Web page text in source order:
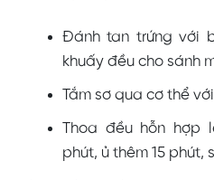
Đánh tan trứng với
khuấy đều cho sánh
Tắm sơ qua cơ thể
Thoa đều hỗn hợp
phút, ủ thêm 15 phút,